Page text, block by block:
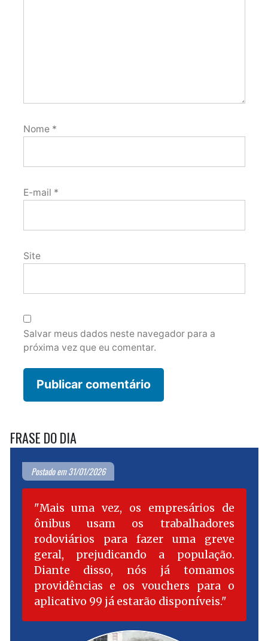
Nome *
E-mail *
Site
Salvar meus dados neste navegador para a
próxima vez que eu comentar.
FRASE DO DIA
Postado em 31/01/2026
Mais uma vez, os empresários de
ônibus usam os trabalhadores
rodoviários para fazer uma greve
geral, prejudicando a população.
Diante disso, nós já tomamos
providências e os vouchers para o
aplicativo 99 já estarão disponíveis.